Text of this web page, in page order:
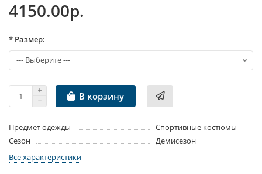
4150.00р.
* Размер:
В корзину
Предмет одежды
Спортивные костюмы
Сезон
Демисезон
Все характеристики